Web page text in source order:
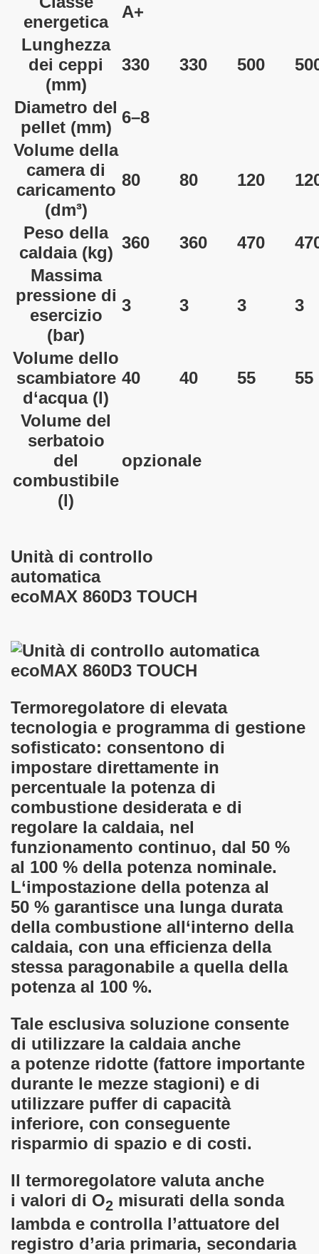
energetica
A+
Lunghezza
dei ceppi
(mm)
330 330 500
Diametro del
pellet(mm)
6–8
Volume della
camera di
caricamento
(dm³)
80 80 120
Peso della
caldaia(kg)
360 360 470
Massima
pressione di
esercizio
(bar)
3 3 3 3
Volume dello
scambiatore
d‘acqua(l)
40 40 55 55
Volume del
serbatoio
del
combustibile
(l)
opzionale
Unità di controllo
automatica
ecoMAX 860D3 TOUCH
Termoregolatore di elevata
tecnologia e programma di gestione
sofisticato: consentono di
impostare direttamente in
percentuale la potenza di
combustione desiderata e di
regolare la caldaia, nel
funzionamento continuo, dal 50 %
al 100 % della potenza nominale.
L‘impostazione della potenza al
50 % garantisce una lunga durata
della combustione all‘interno della
caldaia, con una efficienza della
stessa paragonabile a quella della
potenza al 100 %.
Tale esclusiva soluzione consente
di utilizzare la caldaia anche
a potenze ridotte (fattore importante
durante le mezze stagioni) e di
utilizzare puffer di capacità
inferiore, con conseguente
risparmio di spazio e di costi.
Il termoregolatore valuta anche
i valori di O2 misurati della sonda
lambda e controlla l’attuatore del
registro d’aria primaria, secondaria